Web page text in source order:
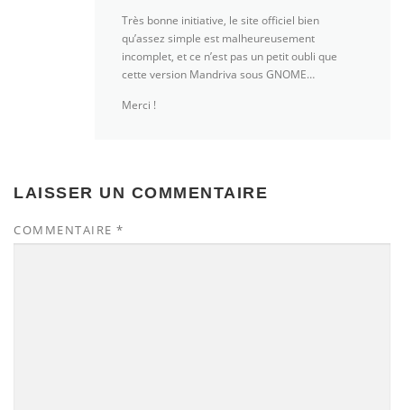
Très bonne initiative, le site officiel bien
qu’assez simple est malheureusement
incomplet, et ce n’est pas un petit oubli que
cette version Mandriva sous GNOME…
Merci !
LAISSER UN COMMENTAIRE
COMMENTAIRE *